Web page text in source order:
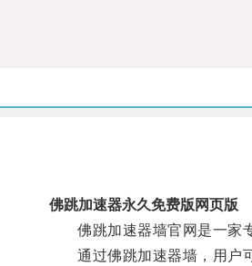
佛跳加速器永久免费版网页版
佛跳加速器墙官网是一家专
通过佛跳加速器墙，用户可